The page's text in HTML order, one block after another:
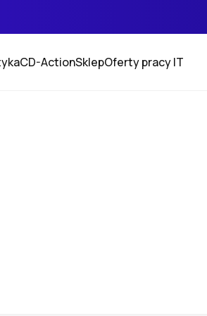
CD-ActionSklepOferty pracy IT